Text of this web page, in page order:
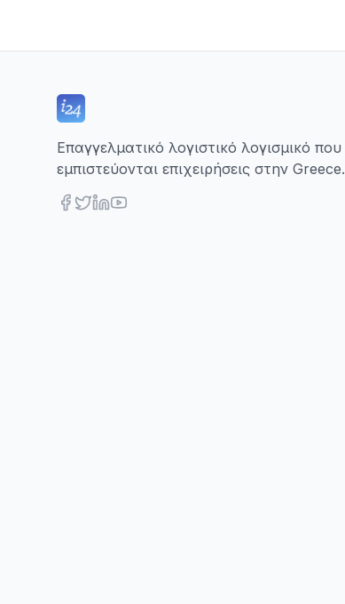
Επαγγελματικό λογιστικό λογισμικό που
εμπιστεύονται επιχειρήσεις στην Greece.